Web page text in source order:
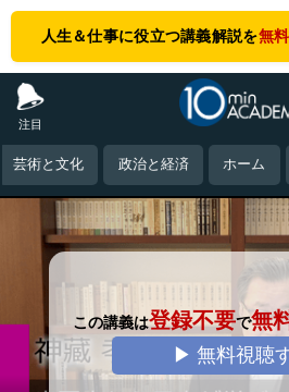
人生＆仕事に役立つ講義解説を無
注目
芸術と文化 政治と経済 ホーム
この講義は登録不要で無
▶ 無料視聴